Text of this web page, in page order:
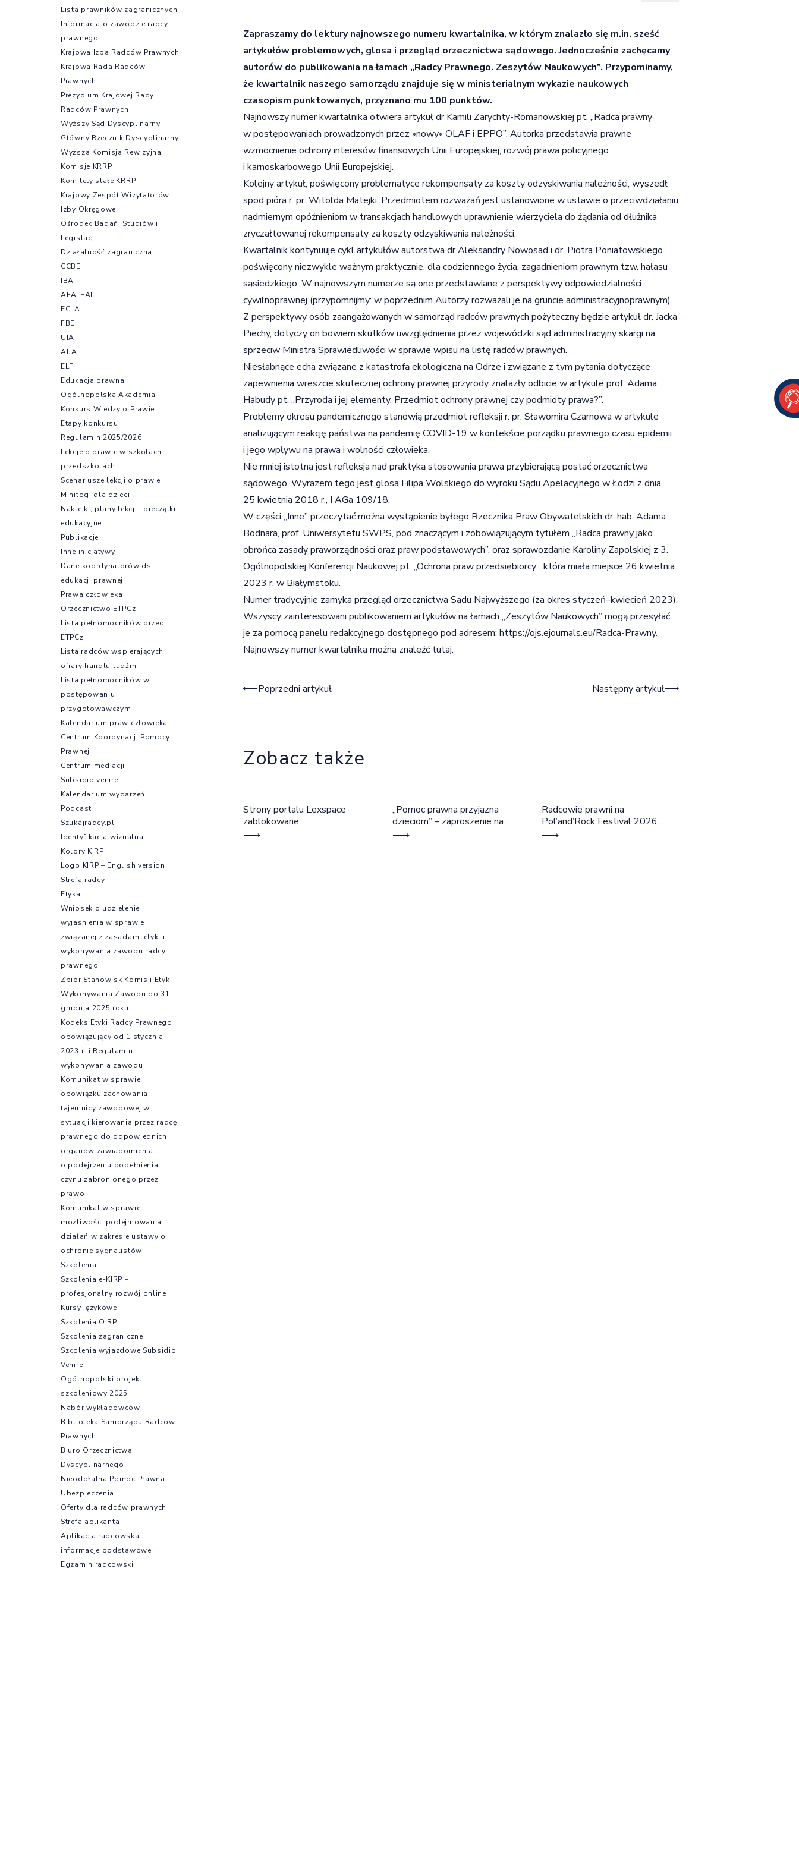
Zapraszamy do lektury najnowszego numeru kwartalnika, w którym znalazło się m.in. sześć
artykułów problemowych, glosa i przegląd orzecznictwa sądowego. Jednocześnie zachęcamy
autorów do publikowania na łamach „Radcy Prawnego. Zeszytów Naukowych”. Przypominamy,
że kwartalnik naszego samorządu znajduje się w ministerialnym wykazie naukowych
czasopism punktowanych, przyznano mu 100 punktów.
Najnowszy numer kwartalnika otwiera artykuł dr Kamili Zarychty-Romanowskiej pt. „Radca prawny
w postępowaniach prowadzonych przez »nowy« OLAF i EPPO”. Autorka przedstawia prawne
wzmocnienie ochrony interesów finansowych Unii Europejskiej, rozwój prawa policyjnego
i karnoskarbowego Unii Europejskiej.
Kolejny artykuł, poświęcony problematyce rekompensaty za koszty odzyskiwania należności, wyszedł
spod pióra r. pr. Witolda Matejki. Przedmiotem rozważań jest ustanowione w ustawie o przeciwdziałaniu
nadmiernym opóźnieniom w transakcjach handlowych uprawnienie wierzyciela do żądania od dłużnika
zryczałtowanej rekompensaty za koszty odzyskiwania należności.
Kwartalnik kontynuuje cykl artykułów autorstwa dr Aleksandry Nowosad i dr. Piotra Poniatowskiego
poświęcony niezwykle ważnym praktycznie, dla codziennego życia, zagadnieniom prawnym tzw. hałasu
sąsiedzkiego. W najnowszym numerze są one przedstawiane z perspektywy odpowiedzialności
cywilnoprawnej (przypomnijmy: w poprzednim Autorzy rozważali je na gruncie administracyjnoprawnym).
Z perspektywy osób zaangażowanych w samorząd radców prawnych pożyteczny będzie artykuł dr. Jacka
Piechy, dotyczy on bowiem skutków uwzględnienia przez wojewódzki sąd administracyjny skargi na
sprzeciw Ministra Sprawiedliwości w sprawie wpisu na listę radców prawnych.
Niesłabnące echa związane z katastrofą ekologiczną na Odrze i związane z tym pytania dotyczące
zapewnienia wreszcie skutecznej ochrony prawnej przyrody znalazły odbicie w artykule prof. Adama
Habudy pt. „Przyroda i jej elementy. Przedmiot ochrony prawnej czy podmioty prawa?”.
Problemy okresu pandemicznego stanowią przedmiot refleksji r. pr. Sławomira Czarnowa w artykule
analizującym reakcję państwa na pandemię COVID-19 w kontekście porządku prawnego czasu epidemii
i jego wpływu na prawa i wolności człowieka.
Nie mniej istotna jest refleksja nad praktyką stosowania prawa przybierającą postać orzecznictwa
sądowego. Wyrazem tego jest glosa Filipa Wolskiego do wyroku Sądu Apelacyjnego w Łodzi z dnia
25 kwietnia 2018 r., I AGa 109/18.
W części „Inne” przeczytać można wystąpienie byłego Rzecznika Praw Obywatelskich dr. hab. Adama
Bodnara, prof. Uniwersytetu SWPS, pod znaczącym i zobowiązującym tytułem „Radca prawny jako
obrońca zasady praworządności oraz praw podstawowych”, oraz sprawozdanie Karoliny Zapolskiej z 3.
Ogólnopolskiej Konferencji Naukowej pt. „Ochrona praw przedsiębiorcy”, która miała miejsce 26 kwietnia
2023 r. w Białymstoku.
Numer tradycyjnie zamyka przegląd orzecznictwa Sądu Najwyższego (za okres styczeń–kwiecień 2023).
Wszyscy zainteresowani publikowaniem artykułów na łamach „Zeszytów Naukowych” mogą przesyłać
je za pomocą panelu redakcyjnego dostępnego pod adresem:https://ojs.ejournals.eu/Radca-Prawny.
Najnowszy numer kwartalnika można znaleźć tutaj.
Nawigacja wpisu
Poprzedni artykuł Następny artykuł
Zobacz także
Strony portalu Lexspace
zablokowane
„Pomoc prawna przyjazna
dzieciom” – zaproszenie na
szkolenie
Radcowie prawni na
Pol’and’Rock Festival 2026.
Cztery dni rozmów, edukacji i
Lista prawników zagranicznych
Informacja o zawodzie radcy
prawnego
Krajowa Izba Radców Prawnych
Krajowa Rada Radców
Prawnych
Prezydium Krajowej Rady
Radców Prawnych
Wyższy Sąd Dyscyplinarny
Główny Rzecznik Dyscyplinarny
Wyższa Komisja Rewizyjna
Komisje KRRP
Komitety stałe KRRP
Krajowy Zespół Wizytatorów
Izby Okręgowe
Ośrodek Badań, Studiów i
Legislacji
Działalność zagraniczna
CCBE
IBA
AEA-EAL
ECLA
FBE
UIA
AIJA
ELF
Edukacja prawna
Ogólnopolska Akademia –
Konkurs Wiedzy o Prawie
Etapy konkursu
Regulamin 2025/2026
Lekcje o prawie w szkołach i
przedszkolach
Scenariusze lekcji o prawie
Minitogi dla dzieci
Naklejki, plany lekcji i pieczątki
edukacyjne
Publikacje
Inne inicjatywy
Dane koordynatorów ds.
edukacji prawnej
Prawa człowieka
Orzecznictwo ETPCz
Lista pełnomocników przed
ETPCz
Lista radców wspierających
ofiary handlu ludźmi
Lista pełnomocników w
postępowaniu
przygotowawczym
Kalendarium praw człowieka
Centrum Koordynacji Pomocy
Prawnej
Centrum mediacji
Subsidio venire
Kalendarium wydarzeń
Podcast
Szukajradcy.pl
Identyfikacja wizualna
Kolory KIRP
Logo KIRP – English version
Strefa radcy
Etyka
Wniosek o udzielenie
wyjaśnienia w sprawie
związanej z zasadami etyki i
wykonywania zawodu radcy
prawnego
Zbiór Stanowisk Komisji Etyki i
Wykonywania Zawodu do 31
grudnia 2025 roku
Kodeks Etyki Radcy Prawnego
obowiązujący od 1 stycznia
2023 r. i Regulamin
wykonywania zawodu
Komunikat w sprawie
obowiązku zachowania
tajemnicy zawodowej w
sytuacji kierowania przez radcę
prawnego do odpowiednich
organów zawiadomienia
o podejrzeniu popełnienia
czynu zabronionego przez
prawo
Komunikat w sprawie
możliwości podejmowania
działań w zakresie ustawy o
ochronie sygnalistów
Szkolenia
Szkolenia e-KIRP –
profesjonalny rozwój online
Kursy językowe
Szkolenia OIRP
Szkolenia zagraniczne
Szkolenia wyjazdowe Subsidio
Venire
Ogólnopolski projekt
szkoleniowy 2025
Nabór wykładowców
Biblioteka Samorządu Radców
Prawnych
Biuro Orzecznictwa
Dyscyplinarnego
Nieodpłatna Pomoc Prawna
Ubezpieczenia
Oferty dla radców prawnych
Strefa aplikanta
Aplikacja radcowska –
informacje podstawowe
Egzamin radcowski